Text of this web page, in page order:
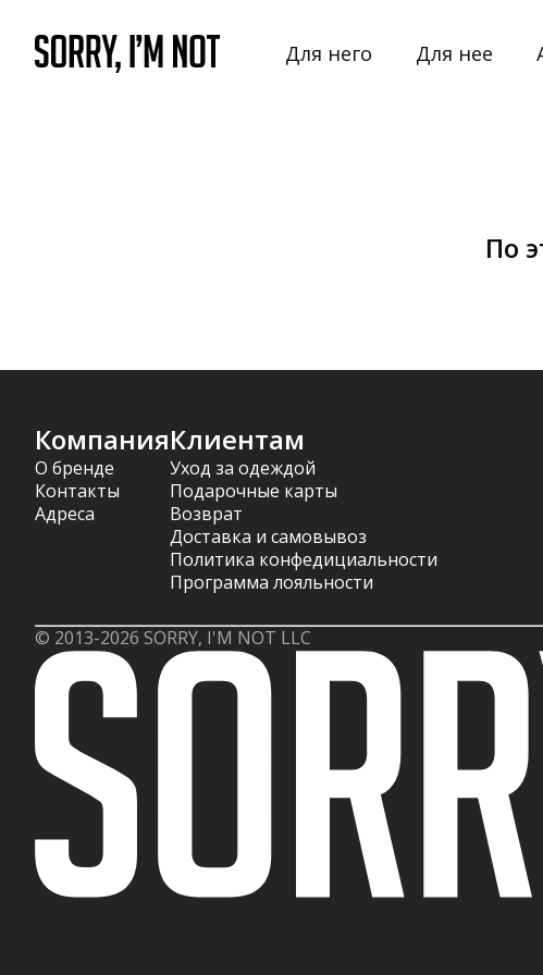
Для него Для нее
По
Компания
О бренде
Контакты
Адреса
Клиентам
Уход за одеждой
Подарочные карты
Возврат
Доставка и самовывоз
Политика конфедициальности
Программа лояльности
© 2013-2026 SORRY, I'M NOT LLC